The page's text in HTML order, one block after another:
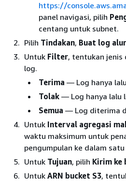
https://
panel navigasi, pilih
centang untuk subnet.
Pilih Tindakan, Buat log alur
Untuk Filter, tentukan jenis
log.
Terima — Log hanya
Tolak — Log hanya lalu
Semua — Log diterima
Untuk Interval agregasi
waktu maksimum untuk
pengumpulan ke dalam
Untuk Tujuan, pilih Kirim ke
Untuk ARN bucket S3,